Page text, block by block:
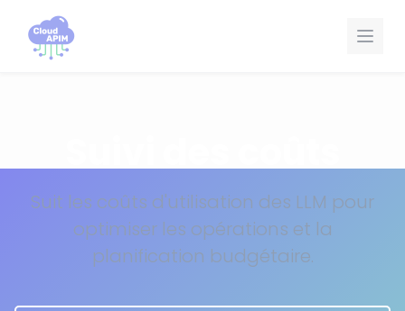
Suit les coûts d'utilisation des LLM pour
optimiser les opérations et la
planification budgétaire.